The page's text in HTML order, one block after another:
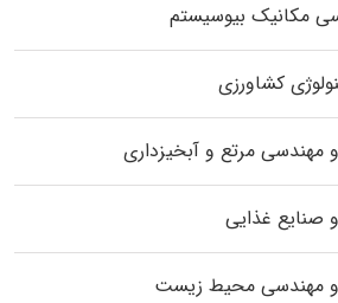
مکانیک بیوسیستم
کشاورزی
مهندسی مرتع و آبخیزداری
صنایع غذایی
و مهندسی محیط زیست